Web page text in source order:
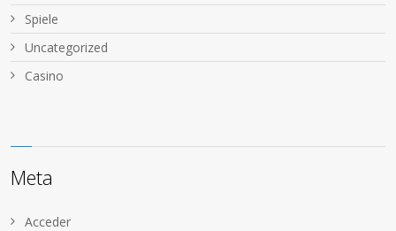
Spiele
Uncategorized
Сasino
Meta
Acceder